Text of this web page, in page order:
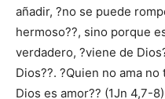
añadir, ?no se puede
hermoso??, sino porque
verdadero, ?viene de
Dios??. ?Quien no ama
Dios es amor?? (1Jn 4,7-